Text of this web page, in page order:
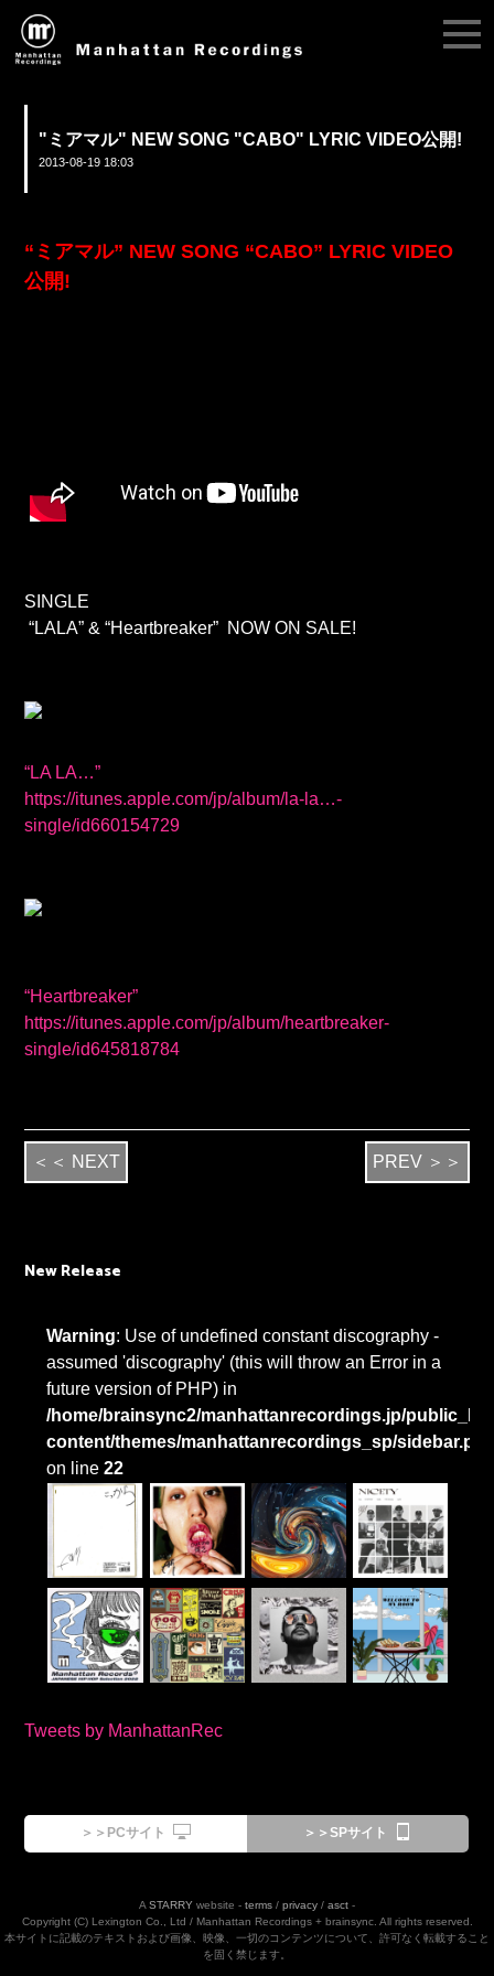
"ミアマル" NEW SONG "CABO" LYRIC VIDEO公開!
2013-08-19 18:03
“ミアマル” NEW SONG “CABO” LYRIC VIDEO
公開!
SINGLE
“LALA” & “Heartbreaker” NOW ON SALE!
“LA LA…”
https://itunes.apple.com/jp/album/la-la…-
single/id660154729
“Heartbreaker”
https://itunes.apple.com/jp/album/heartbreaker-
single/id645818784
＜＜ NEXT PREV ＞＞
New Release
Warning: Use of undefined constant discography -
assumed 'discography' (this will throw an Error in a
future version of PHP) in
/home/brainsync2/manhattanrecordings.jp/
content/themes/manhattanrecordings_sp/
on line22
Tweets by ManhattanRec
＞＞PCサイト ＞＞SPサイト
A STARRY website - terms / privacy / asct -
Copyright (C) Lexington Co., Ltd / Manhattan Recordings + brainsync. All rights reserved.
本サイトに記載のテキストおよび画像、映像、一切のコンテンツについて、許可なく転載すること
を固く禁じます。